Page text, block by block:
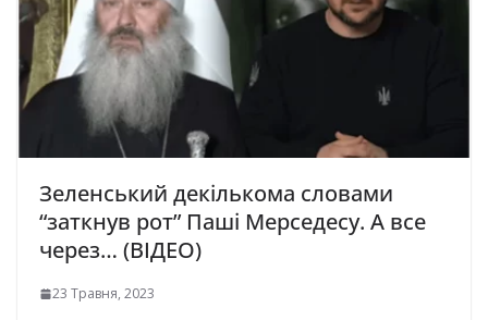
Зеленський декількома словами
“заткнув рот” Паші Мерседесу. А все
через… (ВІДЕО)
23 Травня, 2023